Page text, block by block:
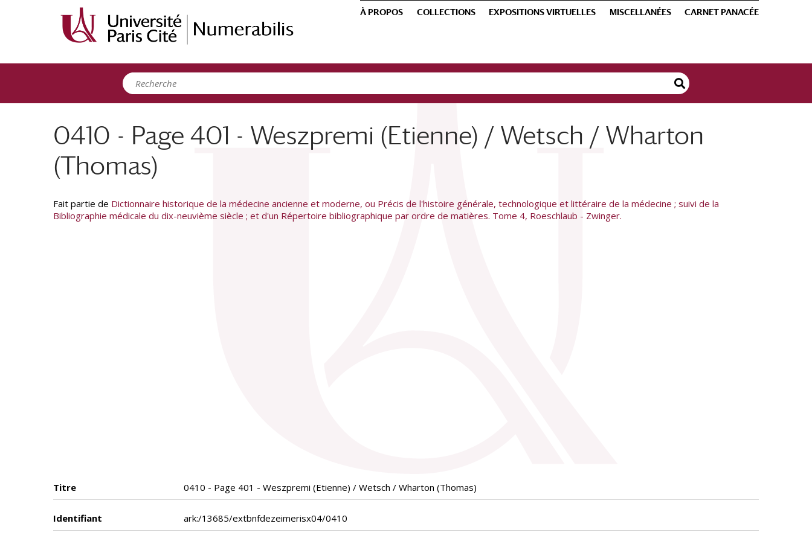
À PROPOS COLLECTIONS EXPOSITIONS VIRTUELLES MISCELLANÉES CARNET PANACÉE
0410 - Page 401 - Weszpremi (Etienne) / Wetsch / Wharton
(Thomas)
Fait partie de Dictionnaire historique de la médecine ancienne et moderne, ou Précis de l'histoire générale, technologique et littéraire de la médecine ; suivi de la
Bibliographie médicale du dix-neuvième siècle ; et d'un Répertoire bibliographique par ordre de matières. Tome 4, Roeschlaub - Zwinger.
Titre 0410 - Page 401 - Weszpremi (Etienne) / Wetsch / Wharton (Thomas)
Identifiant ark:/13685/extbnfdezeimerisx04/0410
Panneau de gestion des cookies